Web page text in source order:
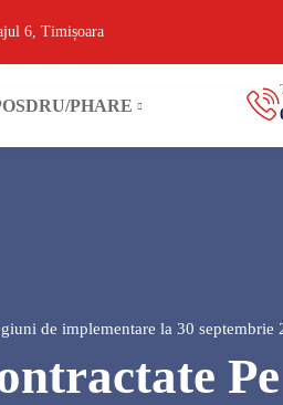
6, Timișoara
PHARE
de implementare la 30 septembrie